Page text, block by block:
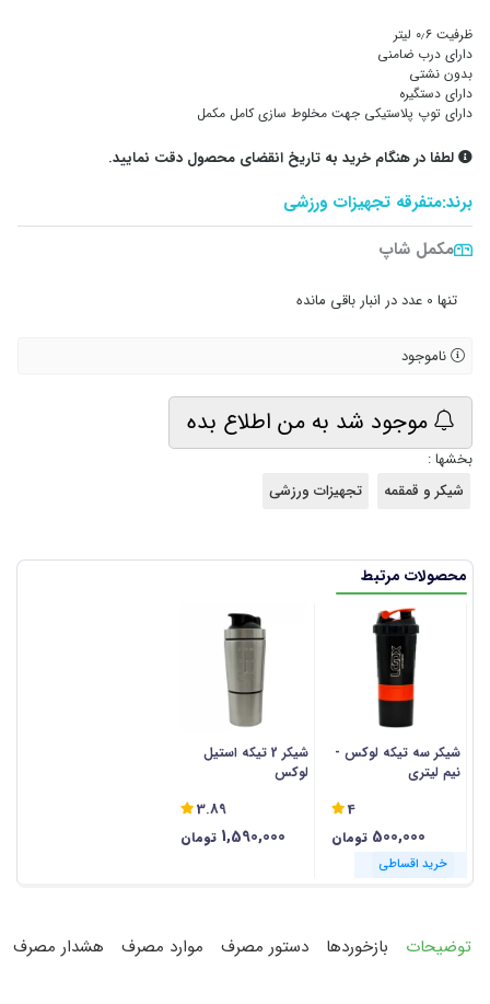
ظرفیت ۰٫۶ لیتر
دارای درب ضامنی
بدون نشتی
دارای دستگیره
دارای توپ پلاستیکی جهت مخلوط سازی کامل مکمل
لطفا در هنگام خرید به تاریخ انقضای محصول دقت نمایید.
برند:متفرقه تجهیزات ورزشی
مکمل شاپ
تنها 0 عدد در انبار باقی مانده
ناموجود
موجود شد به من اطلاع بده
بخشها :
شیکر و قمقمه
تجهیزات ورزشی
محصولات مرتبط
شیکر سه تیکه لوکس -
نیم لیتری
4
500,000 تومان
خرید اقساطی
شیکر 2 تیکه استیل
لوکس
3.89
1,590,000 تومان
خرید اقساطی
توضیحات بازخوردها دستور مصرف موارد مصرف هشدار مصرف